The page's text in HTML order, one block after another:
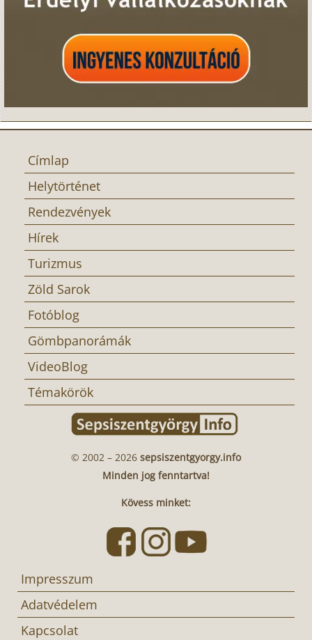
Címlap
Helytörténet
Rendezvények
Hírek
Turizmus
Zöld Sarok
Fotóblog
Gömbpanorámák
VideoBlog
Témakörök
© 2002 – 2026 sepsiszentgyorgy.info
Minden jog fenntartva!
Kövess minket:
Impresszum
Adatvédelem
Kapcsolat